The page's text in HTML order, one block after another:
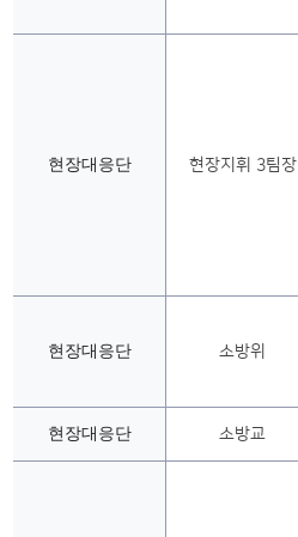
현장대응단 현장지휘 3팀장
현장대응단 소방위
현장대응단 소방교